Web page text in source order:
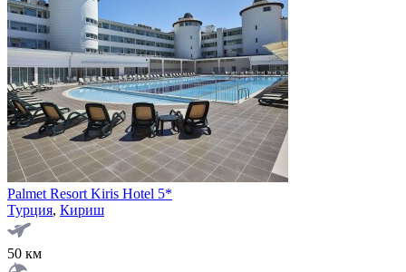
Palmet Resort Kiris Hotel 5*
Турция, Кириш
50 км